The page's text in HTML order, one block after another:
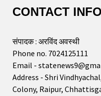
CONTACT
संपादक : अरविंद अवस्थी
Phone no. 7024125111
Email -
Address - Shri
Colony, Raipur,